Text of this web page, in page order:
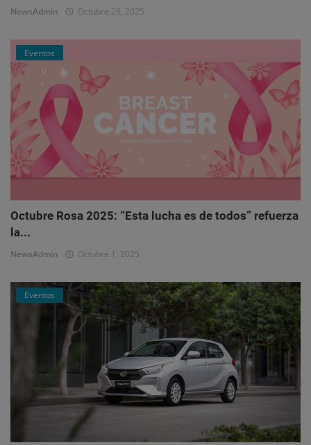
NewsAdmin Octubre 28, 2025
Eventos
Octubre Rosa 2025: “Esta lucha es de todos” refuerza
la...
NewsAdmin Octubre 1, 2025
Eventos